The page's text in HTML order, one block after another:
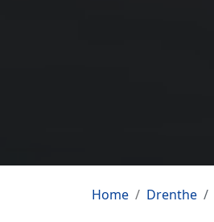
Home Drenthe